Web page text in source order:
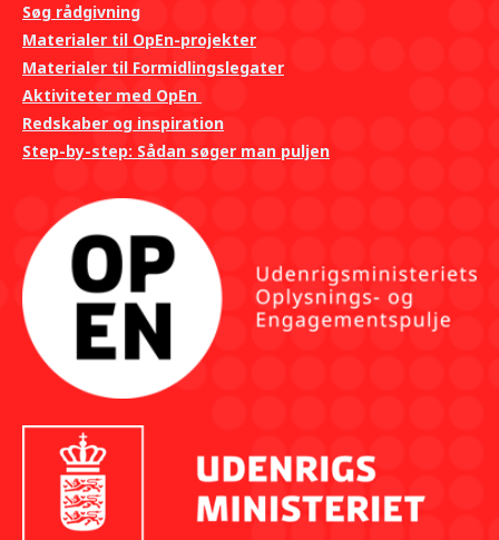
Søg rådgivning
Materialer til OpEn-projekter
Materialer til Formidlingslegater
Aktiviteter med OpEn
Redskaber og inspiration
Step-by-step: Sådan søger man puljen